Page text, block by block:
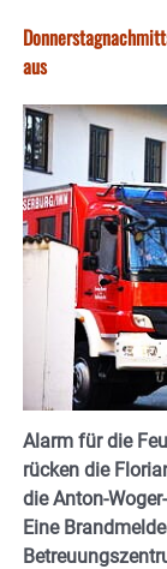
aus
Alarm für die
rücken die
die Anton-
Eine